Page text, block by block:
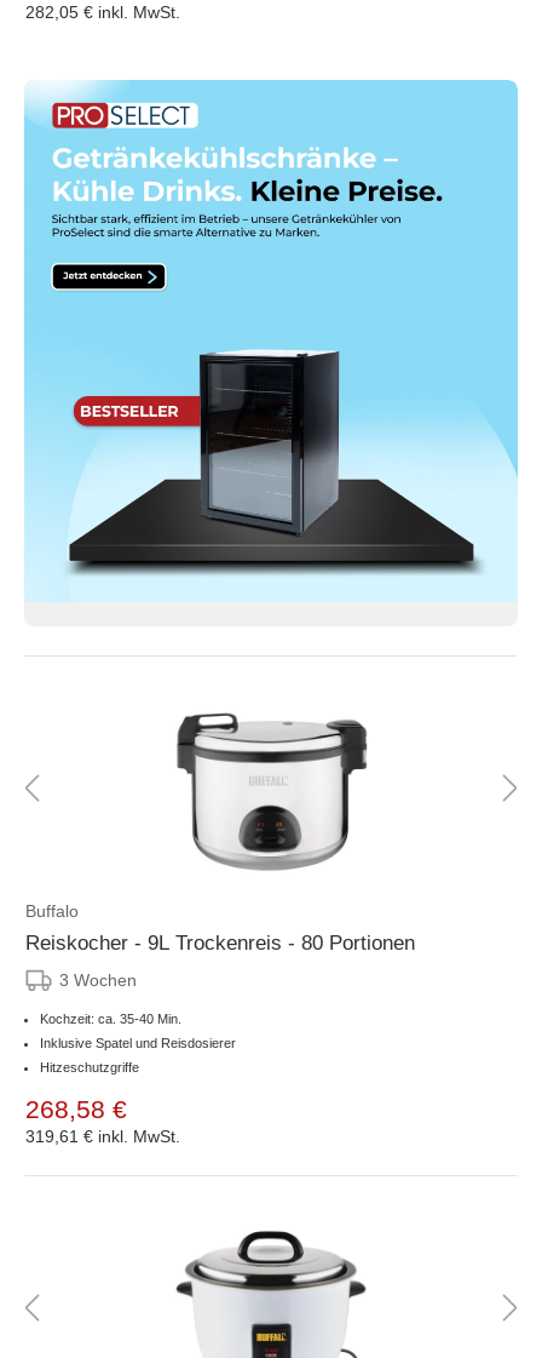
282,05 € inkl. MwSt.
Buffalo
Reiskocher - 9L Trockenreis - 80 Portionen
3 Wochen
Kochzeit: ca. 35-40 Min.
Inklusive Spatel und Reisdosierer
Hitzeschutzgriffe
268,58 €
319,61 € inkl. MwSt.